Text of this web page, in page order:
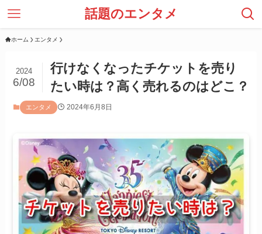
話題のエンタメ
ホーム エンタメ
行けなくなったチケットを売り
たい時は？高く売れるのはどこ？
2024
6/08
エンタメ 2024年6月8日